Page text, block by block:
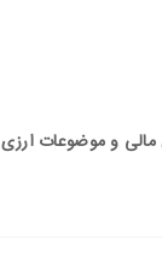
و موضوعات ارزی